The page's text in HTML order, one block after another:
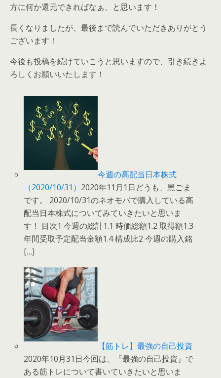
方に何か還元できればなぁ、と思います！
長くなりましたが、最後まで読んでいただきありがとう
ございます！
今後も投稿を続けていこうと思いますので、引き続きよ
ろしくお願いいたします！
今週の高配当日本株式
（2020/10/31） 2020年11月1日どうも、黒ごま
です。 2020/10/31のネオモバで購入している高
配当日本株式についてみていきたいと思いま
す！ 目次1 今週の総計1.1 時価総額1.2 取得額1.3
年間受取予定配当金額1.4 構成比2 今週の購入銘
[…]
【筋トレ】最強の自己投資
2020年10月31日今回は、『最強の自己投資』で
ある筋トレについて書いていきたいと思いま